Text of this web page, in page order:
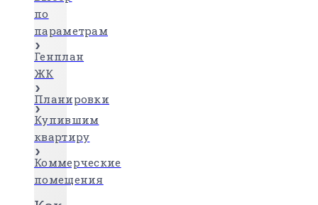
по
параметрам
Генплан
ЖК
Планировки
Купившим
квартиру
Коммерческие
помещения